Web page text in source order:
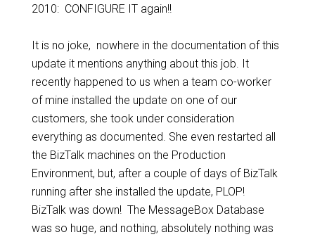
2010: CONFIGURE IT again!!
It is no joke, nowhere in the documentation of this
update it mentions anything about this job. It
recently happened to us when a team co-worker
of mine installed the update on one of our
customers, she took under consideration
everything as documented. She even restarted all
the BizTalk machines on the Production
Environment, but, after a couple of days of BizTalk
running after she installed the update, PLOP!
BizTalk was down! The MessageBox Database
was so huge, and nothing, absolutely nothing was